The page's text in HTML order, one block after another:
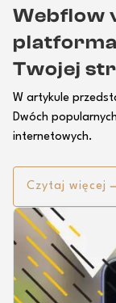
Webflow
Twojej
W artykule
Dwóch
internetowych.
Czytaj więcej